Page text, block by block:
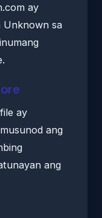
ay
Unknown sa
ay
ang
ang